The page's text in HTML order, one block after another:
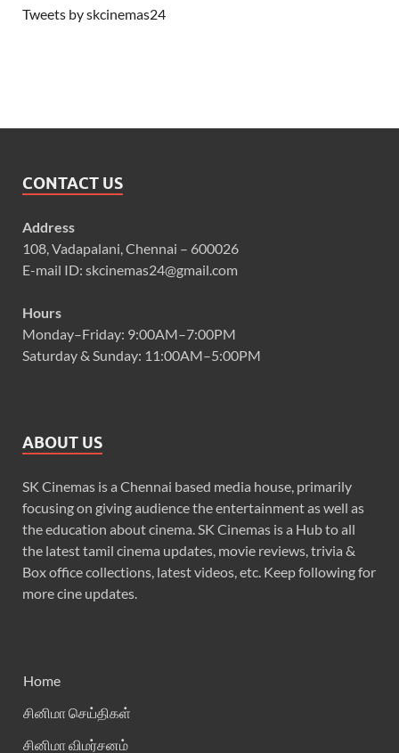
Tweets by skcinemas24
CONTACT US
Address
108, Vadapalani, Chennai – 600026
E-mail ID: skcinemas24@gmail.com
Hours
Monday–Friday: 9:00AM–7:00PM
Saturday & Sunday: 11:00AM–5:00PM
ABOUT US
SK Cinemas is a Chennai based media house, primarily
focusing on giving audience the entertainment as well as
the education about cinema. SK Cinemas is a Hub to all
the latest tamil cinema updates, movie reviews, trivia &
Box office collections, latest videos, etc. Keep following for
more cine updates.
Home
சினிமா செய்திகள்
சினிமா விமர்சனம்